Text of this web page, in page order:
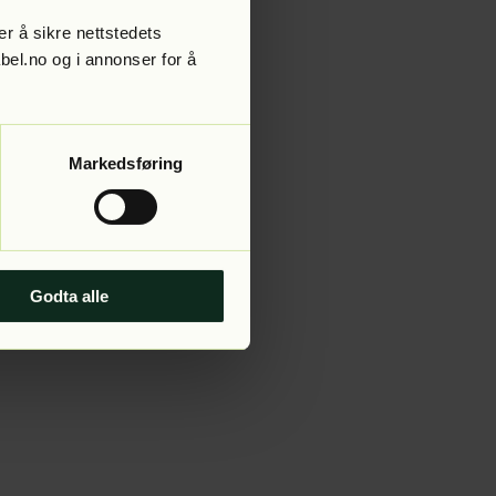
å sikre nettstedets
og i annonser for å
Markedsføring
Godta alle